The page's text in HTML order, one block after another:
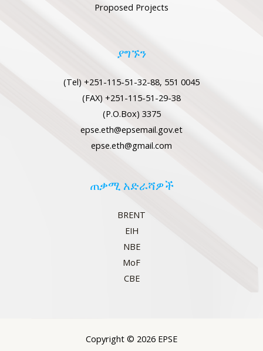
Proposed Projects
ያግኙን
(Tel) +251-115-51-32-88, 551 0045
(FAX) +251-115-51-29-38
(P.O.Box) 3375
epse.eth@epsemail.gov.et
epse.eth@gmail.com
ጠቃሚ አድራሻዎች
BRENT
EIH
NBE
MoF
CBE
Copyright © 2026 EPSE